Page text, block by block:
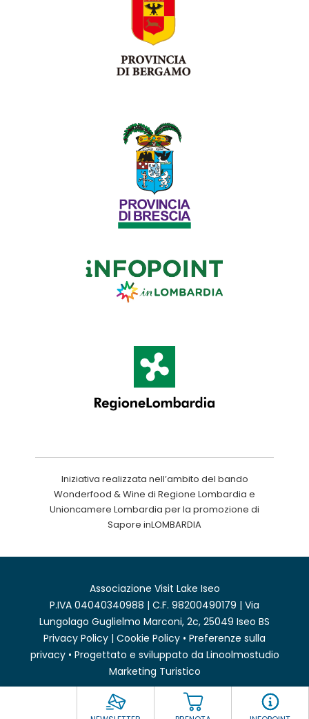
Iniziativa realizzata nell’ambito del bando
Wonderfood & Wine di Regione Lombardia e
Unioncamere Lombardia per la promozione di
Sapore inLOMBARDIA
Associazione Visit Lake Iseo
P.IVA 04040340988 | C.F. 98200490179 | Via
Lungolago Guglielmo Marconi, 2c, 25049 Iseo BS
Privacy Policy | Cookie Policy • Preferenze sulla
privacy• Progettato e sviluppato da Linoolmostudio
Marketing Turistico